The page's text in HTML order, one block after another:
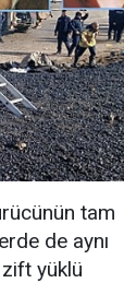
tam
de aynı
zift yüklü